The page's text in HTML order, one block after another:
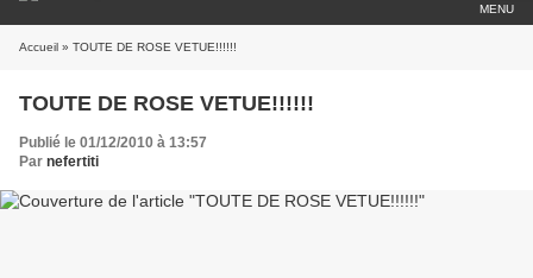
MENU
Accueil » TOUTE DE ROSE VETUE!!!!!!
TOUTE DE ROSE VETUE!!!!!!
Publié le 01/12/2010 à 13:57
Par nefertiti